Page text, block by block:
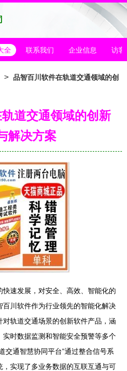
全 联系我们 企业信息 访客
> 品智百川软件在轨道交通领域的创
道交通领域的创新
解决方案
快速发展，对安全、高效、智能化的
川软件作为行业领先的智能化解决
轨道交通场景的创新软件产品，涵
时数据监测和智能安全预警等多个
交通智慧协同平台”通过整合信号系
实现了多业务数据的互联互通与可